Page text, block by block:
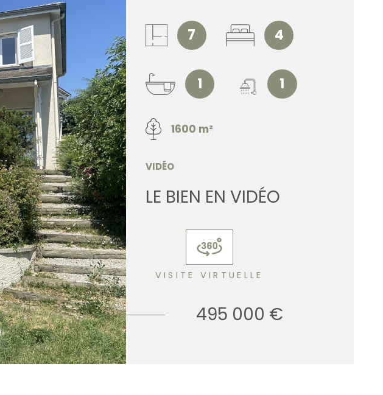
7 4
1 1
1600 m²
VIDÉO
LE BIEN EN VIDÉO
VISITE VIRTUELLE
495 000 €